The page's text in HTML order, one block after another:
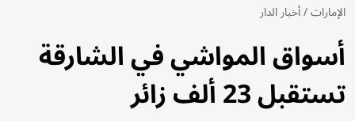
الإمارات/أخبار الدار
أسواق المواشي في الشارقة
تستقبل 23 ألف زائر